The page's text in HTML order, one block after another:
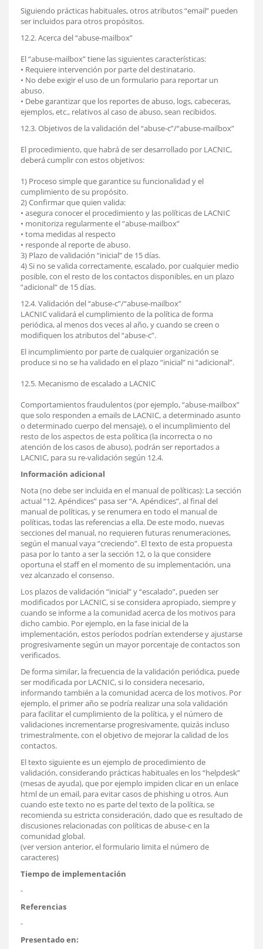
Siguiendo prácticas habituales, otros atributos “email” pueden
ser incluidos para otros propósitos.
12.2. Acerca del “abuse-mailbox”
El “abuse-mailbox” tiene las siguientes características:
• Requiere intervención por parte del destinatario.
• No debe exigir el uso de un formulario para reportar un
abuso.
• Debe garantizar que los reportes de abuso, logs, cabeceras,
ejemplos, etc., relativos al caso de abuso, sean recibidos.
12.3. Objetivos de la validación del “abuse-c”/“abuse-mailbox”
El procedimiento, que habrá de ser desarrollado por LACNIC,
deberá cumplir con estos objetivos:
1) Proceso simple que garantice su funcionalidad y el
cumplimiento de su propósito.
2) Confirmar que quien valida:
• asegura conocer el procedimiento y las políticas de LACNIC
• monitoriza regularmente el “abuse-mailbox”
• toma medidas al respecto
• responde al reporte de abuso.
3) Plazo de validación “inicial” de 15 días.
4) Si no se valida correctamente, escalado, por cualquier medio
posible, con el resto de los contactos disponibles, en un plazo
“adicional” de 15 días.
12.4. Validación del “abuse-c”/“abuse-mailbox”
LACNIC validará el cumplimiento de la política de forma
periódica, al menos dos veces al año, y cuando se creen o
modifiquen los atributos del “abuse-c”.
El incumplimiento por parte de cualquier organización se
produce si no se ha validado en el plazo “inicial” ni “adicional”.
12.5. Mecanismo de escalado a LACNIC
Comportamientos fraudulentos (por ejemplo, “abuse-mailbox”
que solo responden a emails de LACNIC, a determinado asunto
o determinado cuerpo del mensaje), o el incumplimiento del
resto de los aspectos de esta política (la incorrecta o no
atención de los casos de abuso), podrán ser reportados a
LACNIC, para su re-validación según 12.4.
Información adicional
Nota (no debe ser incluida en el manual de políticas): La sección
actual “12. Apéndices” pasa ser “A. Apéndices”, al final del
manual de políticas, y se renumera en todo el manual de
políticas, todas las referencias a ella. De este modo, nuevas
secciones del manual, no requieren futuras renumeraciones,
según el manual vaya “creciendo”. El texto de esta propuesta
pasa por lo tanto a ser la sección 12, o la que considere
oportuna el staff en el momento de su implementación, una
vez alcanzado el consenso.
Los plazos de validación “inicial” y “escalado”, pueden ser
modificados por LACNIC, si se considera apropiado, siempre y
cuando se informe a la comunidad acerca de los motivos para
dicho cambio. Por ejemplo, en la fase inicial de la
implementación, estos períodos podrían extenderse y ajustarse
progresivamente según un mayor porcentaje de contactos son
verificados.
De forma similar, la frecuencia de la validación periódica, puede
ser modificada por LACNIC, si lo considera necesario,
informando también a la comunidad acerca de los motivos. Por
ejemplo, el primer año se podría realizar una sola validación
para facilitar el cumplimiento de la política, y el número de
validaciones incrementarse progresivamente, quizás incluso
trimestralmente, con el objetivo de mejorar la calidad de los
contactos.
El texto siguiente es un ejemplo de procedimiento de
validación, considerando prácticas habituales en los “helpdesk”
(mesas de ayuda), que por ejemplo impiden clicar en un enlace
html de un email, para evitar casos de phishing u otros. Aun
cuando este texto no es parte del texto de la política, se
recomienda su estricta consideración, dado que es resultado de
discusiones relacionadas con políticas de abuse-c en la
comunidad global.
(ver version anterior, el formulario limita el número de
caracteres)
Tiempo de implementación
-
Referencias
-
Presentado en: